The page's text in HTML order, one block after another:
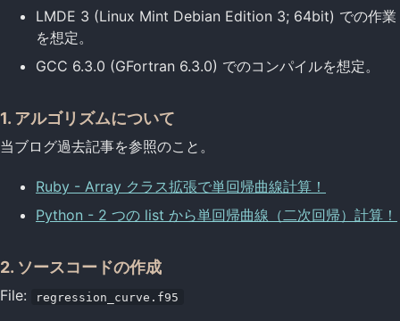
LMDE 3 (Linux Mint Debian Edition 3; 64bit) での作業
を想定。
GCC 6.3.0 (GFortran 6.3.0) でのコンパイルを想定。
1. アルゴリズムについて
当ブログ過去記事を参照のこと。
Ruby - Array クラス拡張で単回帰曲線計算！
Python - 2 つの list から単回帰曲線（二次回帰）計算！
2. ソースコードの作成
File: regression_curve.f95